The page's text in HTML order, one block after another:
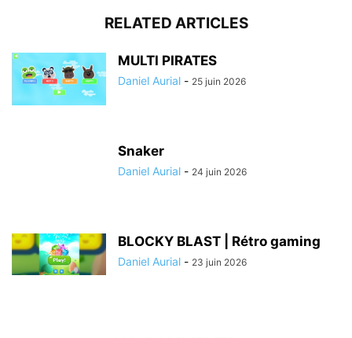
RELATED ARTICLES
MULTI PIRATES
Daniel Aurial - 25 juin 2026
Snaker
Daniel Aurial - 24 juin 2026
BLOCKY BLAST | Rétro gaming
Daniel Aurial - 23 juin 2026